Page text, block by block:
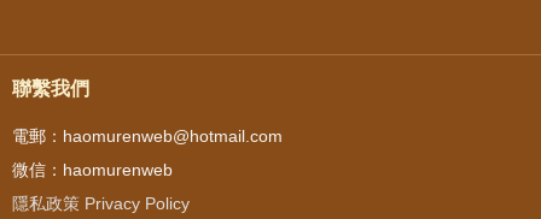
聯繫我們
電郵：haomurenweb@hotmail.com
微信：haomurenweb
隱私政策 Privacy Policy